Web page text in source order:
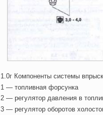
1.0г Компоненты системы
1 — топливная форсунка
2 — регулятор давления в
3 — регулятор оборотов